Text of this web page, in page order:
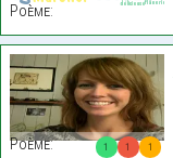
Poème:
1 1 1
Poème: